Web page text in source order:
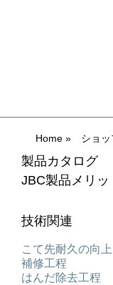
Home» ショッ
製品カタログ
JBC製品メリッ
技術関連
こて先耐久の向上
補修工程
はんだ除去工程